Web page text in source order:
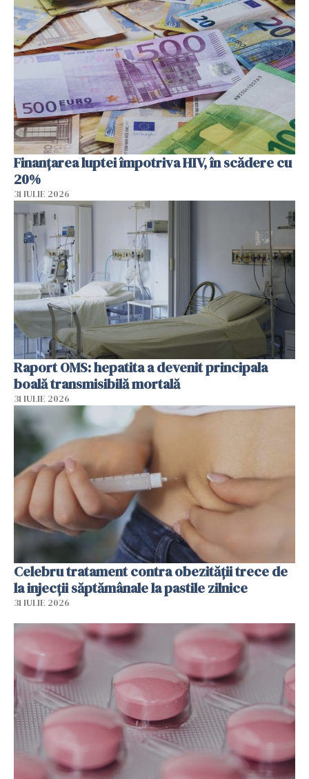
Finanțarea luptei împotriva HIV, în scădere cu
20%
31 IULIE 2026
Raport OMS: hepatita a devenit principala
boală transmisibilă mortală
31 IULIE 2026
Celebru tratament contra obezității trece de
la injecții săptămânale la pastile zilnice
31 IULIE 2026